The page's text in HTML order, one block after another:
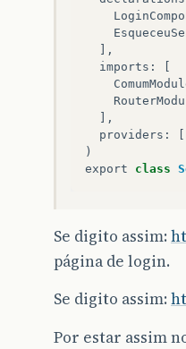
],
imports :
],
providers :
)
export
class
Se digito assim:
página de login.
Se digito assim:
Por estar assim